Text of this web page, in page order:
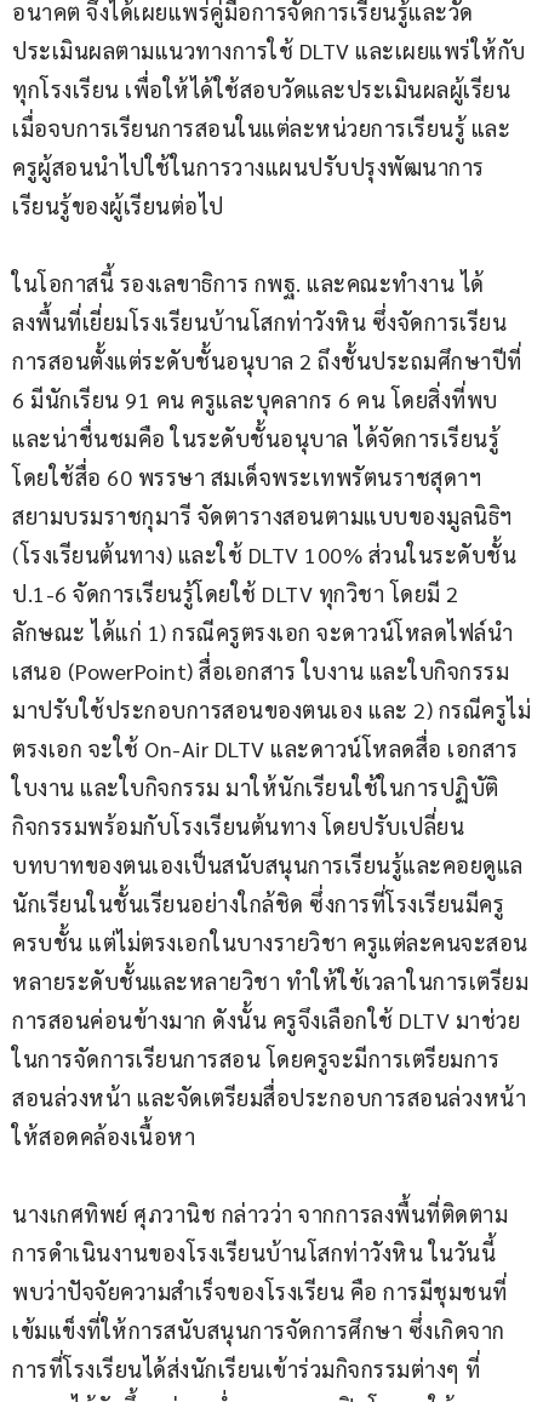
อนาคต จึงได้เผยแพร่คู่มือการจัดการเรียนรู้และวัด
ประเมินผลตามแนวทางการใช้ DLTV และเผยแพร่ให้กับ
ทุกโรงเรียน เพื่อให้ได้ใช้สอบวัดและประเมินผลผู้เรียน
เมื่อจบการเรียนการสอนในแต่ละหน่วยการเรียนรู้ และ
ครูผู้สอนนำไปใช้ในการวางแผนปรับปรุงพัฒนาการ
เรียนรู้ของผู้เรียนต่อไป
ในโอกาสนี้ รองเลขาธิการ กพฐ. และคณะทำงาน ได้
ลงพื้นที่เยี่ยมโรงเรียนบ้านโสกท่าวังหิน ซึ่งจัดการเรียน
การสอนตั้งแต่ระดับชั้นอนุบาล 2 ถึงชั้นประถมศึกษาปีที่
6 มีนักเรียน 91 คน ครูและบุคลากร 6 คน โดยสิ่งที่พบ
และน่าชื่นชมคือ ในระดับชั้นอนุบาล ได้จัดการเรียนรู้
โดยใช้สื่อ 60 พรรษา สมเด็จพระเทพรัตนราชสุดาฯ
สยามบรมราชกุมารี จัดตารางสอนตามแบบของมูลนิธิฯ
(โรงเรียนต้นทาง) และใช้ DLTV 100% ส่วนในระดับชั้น
ป.1-6 จัดการเรียนรู้โดยใช้ DLTV ทุกวิชา โดยมี 2
ลักษณะ ได้แก่ 1) กรณีครูตรงเอก จะดาวน์โหลดไฟล์นำ
เสนอ (PowerPoint) สื่อเอกสาร ใบงาน และใบกิจกรรม
มาปรับใช้ประกอบการสอนของตนเอง และ 2) กรณีครูไม่
ตรงเอก จะใช้ On-Air DLTV และดาวน์โหลดสื่อ เอกสาร
ใบงาน และใบกิจกรรม มาให้นักเรียนใช้ในการปฏิบัติ
กิจกรรมพร้อมกับโรงเรียนต้นทาง โดยปรับเปลี่ยน
บทบาทของตนเองเป็นสนับสนุนการเรียนรู้และคอยดูแล
นักเรียนในชั้นเรียนอย่างใกล้ชิด ซึ่งการที่โรงเรียนมีครู
ครบชั้น แต่ไม่ตรงเอกในบางรายวิชา ครูแต่ละคนจะสอน
หลายระดับชั้นและหลายวิชา ทำให้ใช้เวลาในการเตรียม
การสอนค่อนข้างมาก ดังนั้น ครูจึงเลือกใช้ DLTV มาช่วย
ในการจัดการเรียนการสอน โดยครูจะมีการเตรียมการ
สอนล่วงหน้า และจัดเตรียมสื่อประกอบการสอนล่วงหน้า
ให้สอดคล้องเนื้อหา
นางเกศทิพย์ ศุภวานิช กล่าวว่า จากการลงพื้นที่ติดตาม
การดำเนินงานของโรงเรียนบ้านโสกท่าวังหิน ในวันนี้
พบว่าปัจจัยความสำเร็จของโรงเรียน คือ การมีชุมชนที่
เข้มแข็งที่ให้การสนับสนุนการจัดการศึกษา ซึ่งเกิดจาก
การที่โรงเรียนได้ส่งนักเรียนเข้าร่วมกิจกรรมต่างๆ ที่